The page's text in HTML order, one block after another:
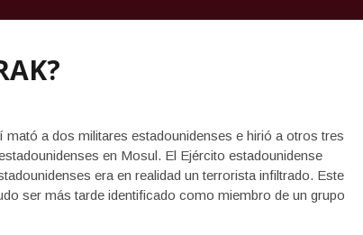
a dos militares estadounidenses e hirió a otros tres
en Mosul. El Ejército estadounidense
era en realidad un terrorista infiltrado. Este
ser más tarde identificado como miembro de un grupo